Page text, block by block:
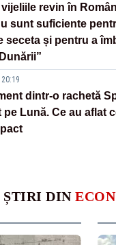
vijeliile revin în
sunt suficiente
seceta și pentru a
dintr-o rachetă
pe Lună. Ce au aflat
DIN